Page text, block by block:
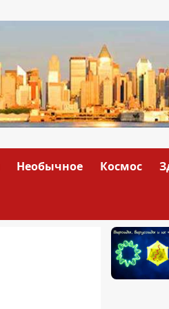
Необычное Космос